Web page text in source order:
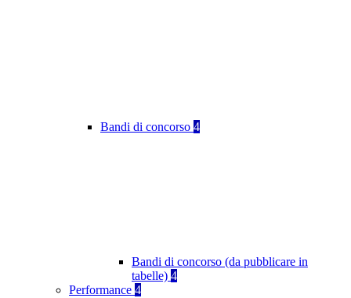
Bandi di concorso 4
Bandi di concorso (da pubblicare in
tabelle) 4
Performance 4